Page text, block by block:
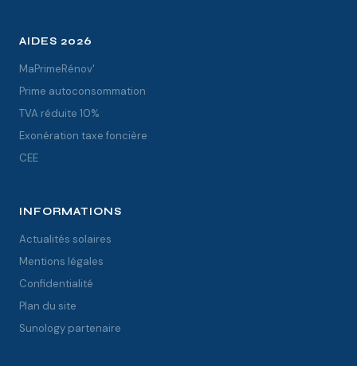
AIDES 2026
MaPrimeRénov'
Prime autoconsommation
TVA réduite 10%
Exonération taxe foncière
CEE
INFORMATIONS
Actualités solaires
Mentions légales
Confidentialité
Plan du site
Sunology partenaire